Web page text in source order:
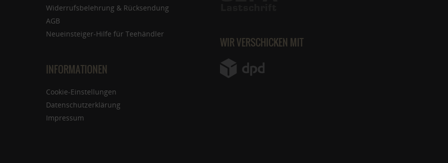
Widerrufsbelehrung & Rücksendung
AGB
Neueinsteiger-Hilfe für Teehändler
INFORMATIONEN
Cookie-Einstellungen
Datenschutzerklärung
Impressum
WIR VERSCHICKEN MIT